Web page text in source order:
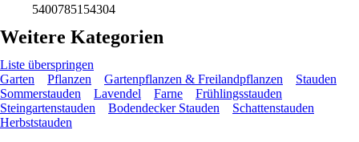
5400785154304
Weitere Kategorien
Liste überspringen
Garten
Pflanzen Gartenpflanzen & Freilandpflanzen
Stauden
Sommerstauden
Lavendel Farne
Frühlingsstauden
Steingartenstauden
Bodendecker Stauden
Schattenstauden
Herbststauden